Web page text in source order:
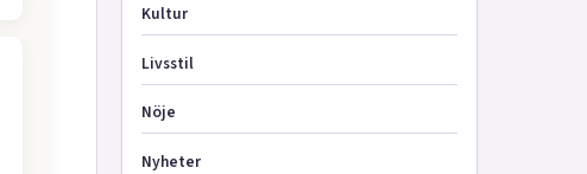
Kultur
Livsstil
Nöje
Nyheter